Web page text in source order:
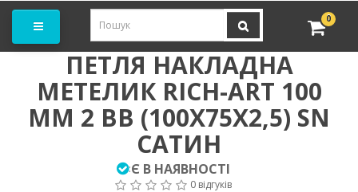
0
ПЕТЛЯ НАКЛАДНА
МЕТЕЛИК RICH-ART 100
ММ 2 ВВ (100Х75Х2,5) SN
САТИН
:Є В НАЯВНОСТІ
0 відгуків